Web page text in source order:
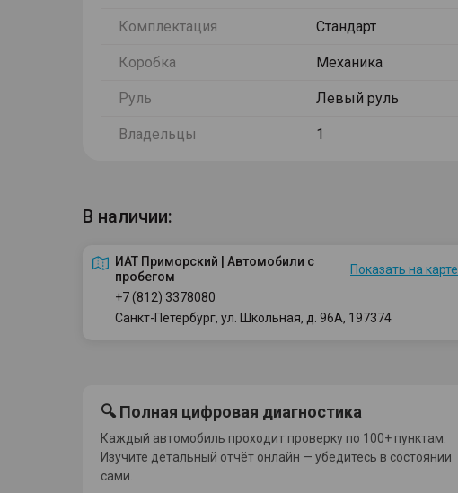
Комплектация Стандарт
Коробка Механика
Руль Левый руль
Владельцы 1
В наличии:
ИАТ Приморский | Автомобили с
пробегом
Показать на карте
+7 (812) 3378080
Санкт-Петербург, ул. Школьная, д. 96А, 197374
🔍 Полная цифровая диагностика
Каждый автомобиль проходит проверку по 100+ пунктам.
Изучите детальный отчёт онлайн — убедитесь в состоянии
сами.